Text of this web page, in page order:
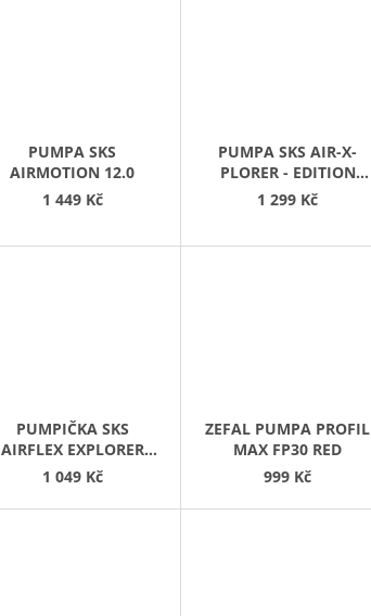
PUMPA SKS
AIRMOTION 12.0
1 449 Kč
PUMPA SKS AIR-X-
PLORER - EDITION
CLIK VALVE
1 299 Kč
PUMPIČKA SKS
AIRFLEX EXPLORER
CLIK TEC
1 049 Kč
ZEFAL PUMPA PROFIL
MAX FP30 RED
999 Kč